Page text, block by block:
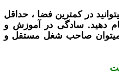
در کمترین فضا ، حداقل
دهید. سادگی در آموزش و
میتوان صاحب شغل مستقل و